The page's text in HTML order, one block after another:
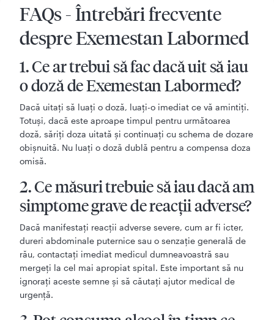
FAQs - Întrebări frecvente
despre Exemestan Labormed
1. Ce ar trebui să fac dacă uit să iau
o doză de Exemestan Labormed?
Dacă uitați să luați o doză, luați-o imediat ce vă amintiți.
Totuși, dacă este aproape timpul pentru următoarea
doză, săriți doza uitată și continuați cu schema de dozare
obișnuită. Nu luați o doză dublă pentru a compensa doza
omisă.
2. Ce măsuri trebuie să iau dacă am
simptome grave de reacții adverse?
Dacă manifestați reacții adverse severe, cum ar fi icter,
dureri abdominale puternice sau o senzație generală de
rău, contactați imediat medicul dumneavoastră sau
mergeți la cel mai apropiat spital. Este important să nu
ignorați aceste semne și să căutați ajutor medical de
urgență.